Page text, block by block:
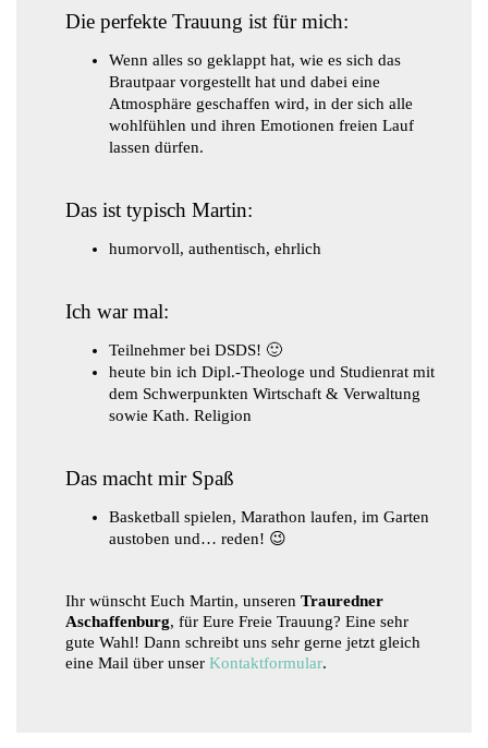
Die perfekte Trauung ist für mich:
Wenn alles so geklappt hat, wie es sich das
Brautpaar vorgestellt hat und dabei eine
Atmosphäre geschaffen wird, in der sich alle
wohlfühlen und ihren Emotionen freien Lauf
lassen dürfen.
Das ist typisch Martin:
humorvoll, authentisch, ehrlich
​Ich war mal:
Teilnehmer bei DSDS! 🙂
heute bin ich Dipl.-Theologe und Studienrat mit
dem Schwerpunkten Wirtschaft & Verwaltung
sowie Kath. Religion
Das macht mir Spaß
Basketball spielen, Marathon laufen, im Garten
austoben und… reden! 😉
Ihr wünscht Euch Martin, unseren Trauredner
Aschaffenburg, für Eure Freie Trauung? Eine sehr
gute Wahl! Dann schreibt uns sehr gerne jetzt gleich
eine Mail über unser Kontaktformular.